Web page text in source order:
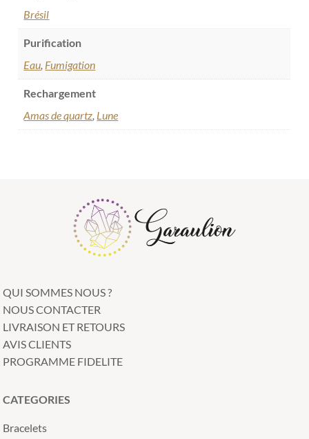
Brésil
Purification
Eau, Fumigation
Rechargement
Amas de quartz, Lune
QUI SOMMES NOUS ?
NOUS CONTACTER
LIVRAISON ET RETOURS
AVIS CLIENTS
PROGRAMME FIDELITE
CATEGORIES
Bracelets